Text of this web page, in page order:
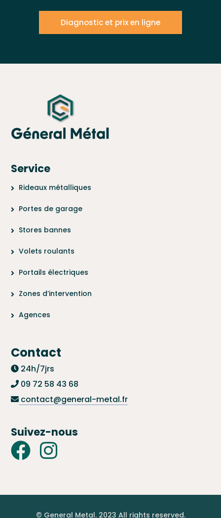
Diagnostic et prix en ligne
Service
Rideaux métalliques
Portes de garage
Stores bannes
Volets roulants
Portails électriques
Zones d’intervention
Agences
Contact
24h/7jrs
09 72 58 43 68
contact@general-metal.fr
Suivez-nous
© General Metal. 2023 All rights reserved.